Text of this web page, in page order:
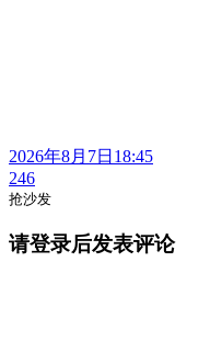
2026年8月7日18:45
246
抢沙发
请登录后发表评论